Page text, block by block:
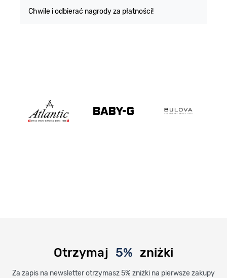
Chwile i odbierać nagrody za płatności!
Otrzymaj 5% zniżki
Za zapis na newsletter otrzymasz 5% zniżki na pierwsze zakupy